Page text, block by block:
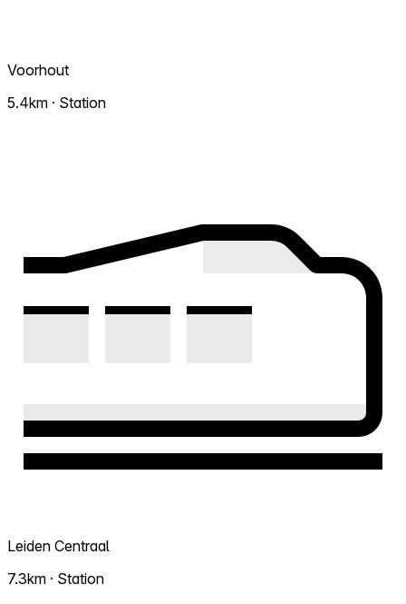
Voorhout
5.4km · Station
Leiden Centraal
7.3km · Station